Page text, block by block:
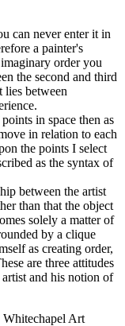
can never enter it in
a painter's
order you
the second and third
lies between
in space then as
in relation to each
the points I select
as the syntax of
between the artist
than that the object
solely a matter of
by a clique
as creating order,
are three attitudes
and his notion of
Whitechapel Art